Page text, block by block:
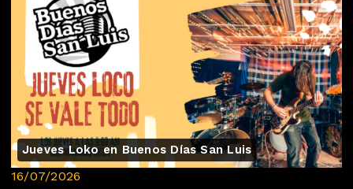
Jueves Loko en Buenos Días San Luis
16/07/2026